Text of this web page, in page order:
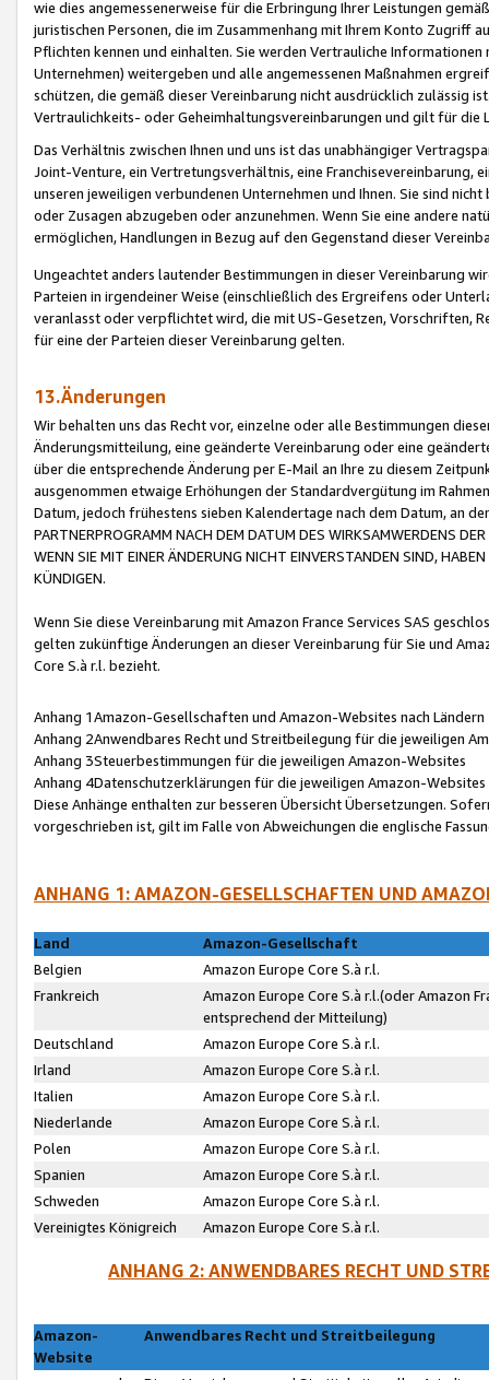
wie dies angemessenerweise für die Erbringung Ihrer Leistungen
juristischen Personen, die im Zusammenhang mit Ihrem Konto
Pflichten kennen und einhalten. Sie werden Vertrauliche
Unternehmen) weitergeben und alle angemessenen Maßnahmen
schützen, die gemäß dieser Vereinbarung nicht ausdrücklich zulässig
Vertraulichkeits- oder Geheimhaltungsvereinbarungen und gilt für die
Das Verhältnis zwischen Ihnen und uns ist das unabhängiger
Joint-Venture, ein Vertretungsverhältnis, eine Franchisevereinbarung,
unseren jeweiligen verbundenen Unternehmen und Ihnen. Sie sind
oder Zusagen abzugeben oder anzunehmen. Wenn Sie eine andere
ermöglichen, Handlungen in Bezug auf den Gegenstand dieser
Ungeachtet anders lautender Bestimmungen in dieser Vereinbarung
Parteien in irgendeiner Weise (einschließlich des Ergreifens oder
veranlasst oder verpflichtet wird, die mit US-Gesetzen, Vorschriften,
für eine der Parteien dieser Vereinbarung gelten.
13.Änderungen
Wir behalten uns das Recht vor, einzelne oder alle Bestimmungen
Änderungsmitteilung, eine geänderte Vereinbarung oder eine
über die entsprechende Änderung per E-Mail an Ihre zu diesem
ausgenommen etwaige Erhöhungen der Standardvergütung im
Datum, jedoch frühestens sieben Kalendertage nach dem Datum, an
PARTNERPROGRAMM NACH DEM DATUM DES WIRKSAMWERDENS
WENN SIE MIT EINER ÄNDERUNG NICHT EINVERSTANDEN SIND,
KÜNDIGEN.
Wenn Sie diese Vereinbarung mit Amazon France Services SAS
gelten zukünftige Änderungen an dieser Vereinbarung für Sie und
Core S.à r.l. bezieht.
Anhang 1Amazon-Gesellschaften und Amazon-Websites nach Ländern
Anhang 2Anwendbares Recht und Streitbeilegung für die jeweiligen
Anhang 3Steuerbestimmungen für die jeweiligen Amazon-Websites
Anhang 4Datenschutzerklärungen für die jeweiligen Amazon-Websites
Diese Anhänge enthalten zur besseren Übersicht Übersetzungen.
vorgeschrieben ist, gilt im Falle von Abweichungen die englische
ANHANG 1: AMAZON-GESELLSCHAFTEN UND
Land
Amazon-Gesellschaft
Belgien
Amazon Europe Core S.à r.l.
Frankreich
Amazon Europe Core S.à r.l.(oder Amazon
entsprechend der Mitteilung)
Deutschland
Amazon Europe Core S.à r.l.
Irland
Amazon Europe Core S.à r.l.
Italien
Amazon Europe Core S.à r.l.
Niederlande
Amazon Europe Core S.à r.l.
Polen
Amazon Europe Core S.à r.l.
Spanien
Amazon Europe Core S.à r.l.
Schweden
Amazon Europe Core S.à r.l.
Vereinigtes Königreich
Amazon Europe Core S.à r.l.
ANHANG 2: ANWENDBARES RECHT UND
Amazon-
Website
Anwendbares Recht und Streitbeilegung